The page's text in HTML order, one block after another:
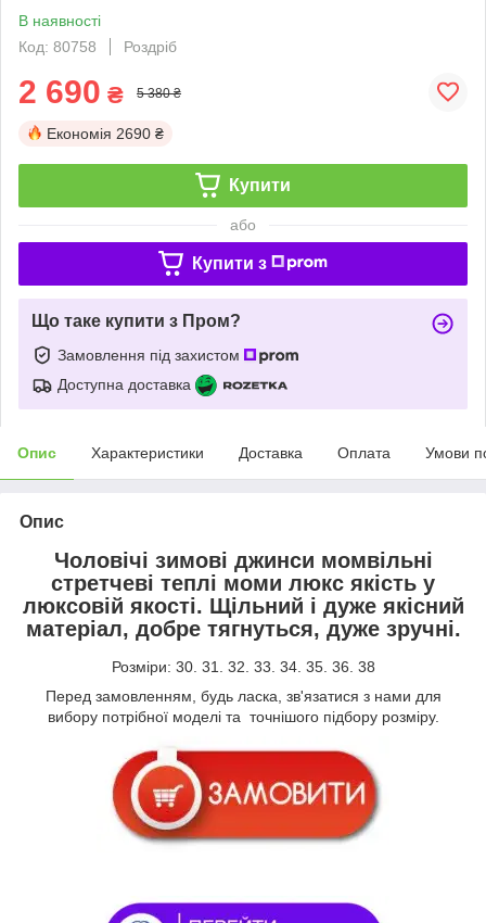
В наявності
Код: 80758
Роздріб
2 690 ₴ 5 380 ₴
Економія 2690 ₴
Купити
або
Купити з
Що таке купити з Пром?
Замовлення під захистом
Доступна доставка
Опис Характеристики Доставка Оплата Умови
Опис
Чоловічі зимові джинси момвільні
стретчеві теплі моми люкс якість у
люксовій якості. Щільний і дуже якісний
матеріал, добре тягнуться, дуже зручні.
Розміри: 30. 31. 32. 33. 34. 35. 36. 38
Перед замовленням, будь ласка, зв'язатися з нами для
вибору потрібної моделі та точнішого підбору розміру.